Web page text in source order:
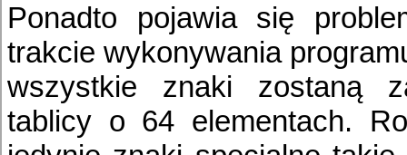
Ponadto pojawia się
trakcie wykonywania
wszystkie znaki zostaną
tablicy o 64 elementach.